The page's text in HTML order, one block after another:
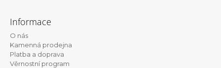
Informace
O nás
Kamenná prodejna
Platba a doprava
Věrnostní program